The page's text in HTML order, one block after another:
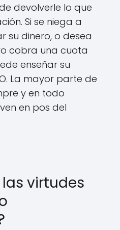
devolverle lo que
Si se niega a
su dinero, o desea
cobra una cuota
enseñar su
La mayor parte de
y en todo
en pos del
virtudes